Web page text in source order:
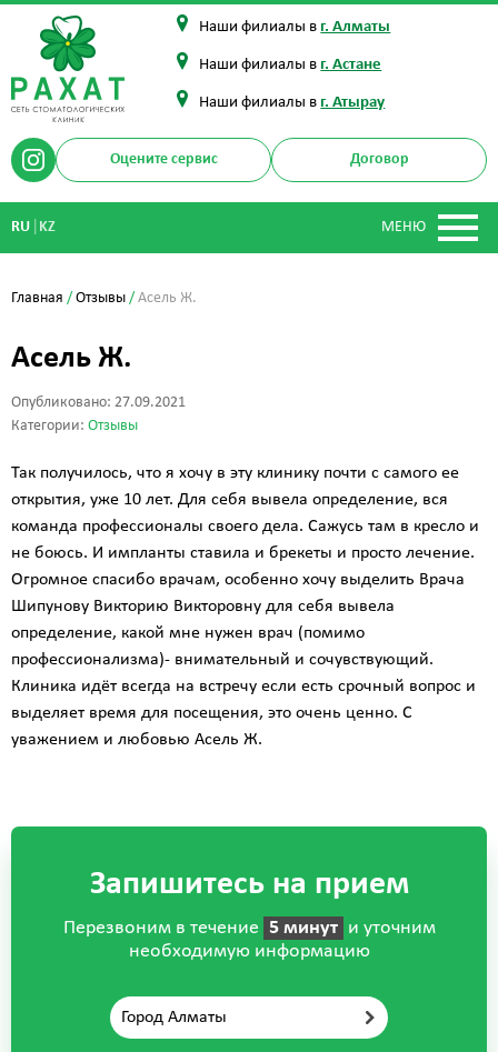
Наши филиалы в г. Алматы
Наши филиалы в г. Астане
Наши филиалы в г. Атырау
Оцените сервис Договор
МЕНЮ
RU KZ
Главная /Отзывы /Асель Ж.
Асель Ж.
Опубликовано: 27.09.2021
Категории: Отзывы
Так получилось, что я хочу в эту клинику почти с самого ее
открытия, уже 10 лет. Для себя вывела определение, вся
команда профессионалы своего дела. Сажусь там в кресло и
не боюсь. И импланты ставила и брекеты и просто лечение.
Огромное спасибо врачам, особенно хочу выделить Врача
Шипунову Викторию Викторовну для себя вывела
определение, какой мне нужен врач (помимо
профессионализма)- внимательный и сочувствующий.
Клиника идёт всегда на встречу если есть срочный вопрос и
выделяет время для посещения, это очень ценно. С
уважением и любовью Асель Ж.
Запишитесь на прием
Перезвоним в течение 5 минут и уточним
необходимую информацию
Город Алматы